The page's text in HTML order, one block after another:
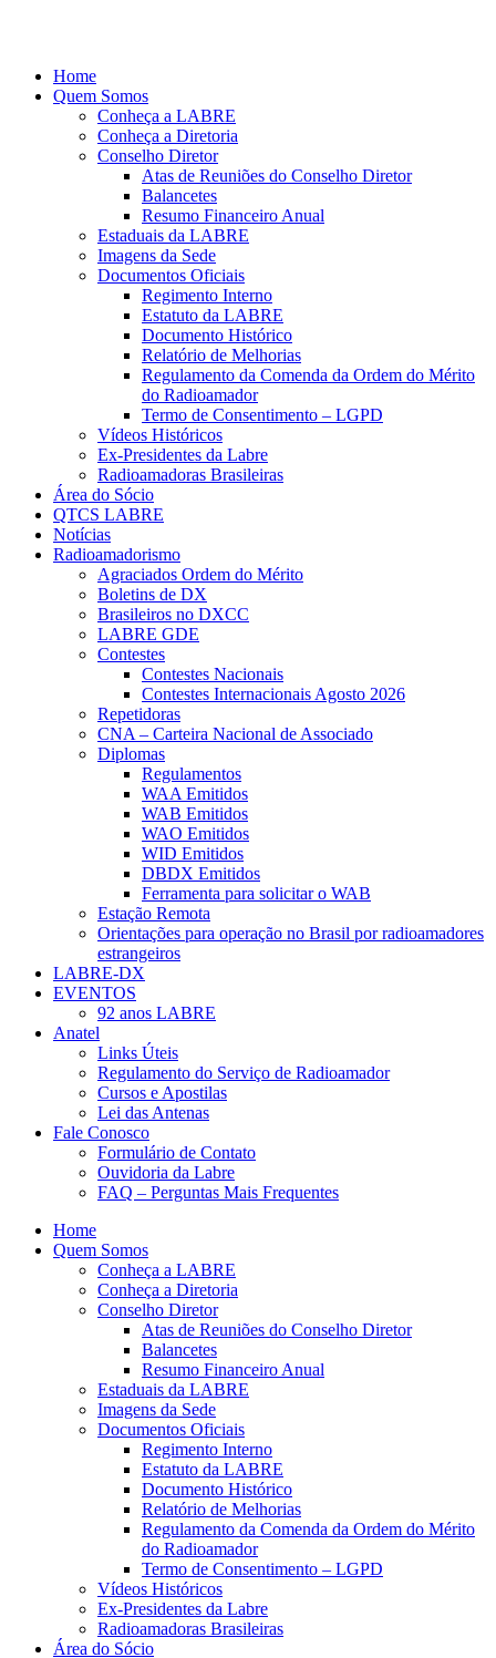
conteúdoHome
Quem Somos
Conheça a LABRE
Conheça a Diretoria
Conselho Diretor
Atas de Reuniões do Conselho Diretor
Balancetes
Resumo Financeiro Anual
Estaduais da LABRE
Imagens da Sede
Documentos Oficiais
Regimento Interno
Estatuto da LABRE
Documento Histórico
Relatório de Melhorias
Regulamento da Comenda da Ordem do Mérito
do Radioamador
Termo de Consentimento – LGPD
Vídeos Históricos
Ex-Presidentes da Labre
Radioamadoras Brasileiras
Área do Sócio
QTCS LABRE
Notícias
Radioamadorismo
Agraciados Ordem do Mérito
Boletins de DX
Brasileiros no DXCC
LABRE GDE
Contestes
Contestes Nacionais
Contestes Internacionais Agosto 2026
Repetidoras
CNA – Carteira Nacional de Associado
Diplomas
Regulamentos
WAA Emitidos
WAB Emitidos
WAO Emitidos
WID Emitidos
DBDX Emitidos
Ferramenta para solicitar o WAB
Estação Remota
Orientações para operação no Brasil por radioamadores
estrangeiros
LABRE-DX
EVENTOS
92 anos LABRE
Anatel
Links Úteis
Regulamento do Serviço de Radioamador
Cursos e Apostilas
Lei das Antenas
Fale Conosco
Formulário de Contato
Ouvidoria da Labre
FAQ – Perguntas Mais Frequentes
Home
Quem Somos
Conheça a LABRE
Conheça a Diretoria
Conselho Diretor
Atas de Reuniões do Conselho Diretor
Balancetes
Resumo Financeiro Anual
Estaduais da LABRE
Imagens da Sede
Documentos Oficiais
Regimento Interno
Estatuto da LABRE
Documento Histórico
Relatório de Melhorias
Regulamento da Comenda da Ordem do Mérito
do Radioamador
Termo de Consentimento – LGPD
Vídeos Históricos
Ex-Presidentes da Labre
Radioamadoras Brasileiras
Área do Sócio